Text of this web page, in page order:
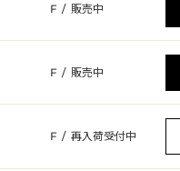
F / 販売中
F / 販売中
F / 再入荷受付中